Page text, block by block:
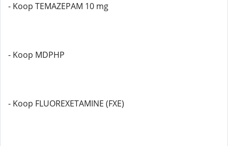
- Koop TEMAZEPAM 10 mg
- Koop MDPHP
- Koop FLUOREXETAMINE (FXE)